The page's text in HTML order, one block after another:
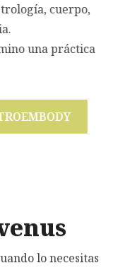
cuerpo,
una práctica
lo necesitas